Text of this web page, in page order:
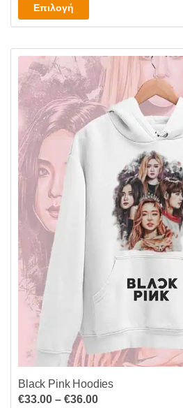
through
€36.00
Επιλογή
το
έχει
πολλαπλές
παραλλαγές.
Οι
επιλογές
μπορούν
επιλεγούν
σελίδα
προϊόντος
Black Pink Hoodies
€33.00 – €36.00Price